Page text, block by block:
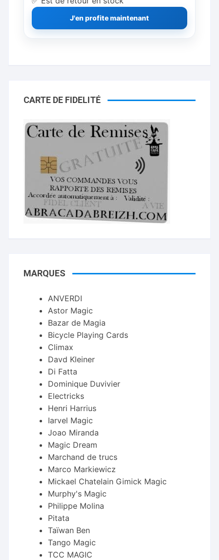
J'en profite maintenant
CARTE DE FIDELITÉ
MARQUES
ANVERDI
Astor Magic
Bazar de Magia
Bicycle Playing Cards
Climax
Davd Kleiner
Di Fatta
Dominique Duvivier
Electricks
Henri Harrius
Iarvel Magic
Joao Miranda
Magic Dream
Marchand de trucs
Marco Markiewicz
Mickael Chatelain Gimick Magic
Murphy's Magic
Philippe Molina
Pitata
Taïwan Ben
Tango Magic
TCC MAGIC